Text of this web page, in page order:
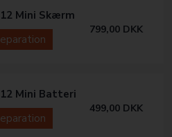
Mini Skærm
799,00 DKK
Mini Batteri
499,00 DKK